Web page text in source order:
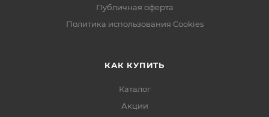
Публичная оферта
Политика использования Cookies
КАК КУПИТЬ
Каталог
Акции